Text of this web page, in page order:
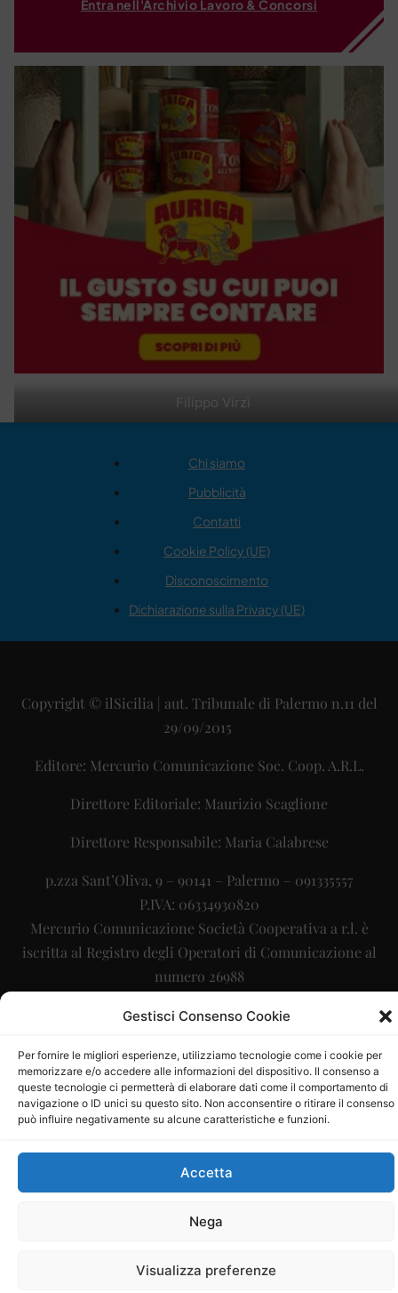
Gestisci Consenso Cookie
Per fornire le migliori esperienze, utilizziamo tecnologie come i cookie per
memorizzare e/o accedere alle informazioni del dispositivo. Il consenso a
queste tecnologie ci permetterà di elaborare dati come il comportamento di
navigazione o ID unici su questo sito. Non acconsentire o ritirare il consenso
può influire negativamente su alcune caratteristiche e funzioni.
Accetta
Nega
Visualizza preferenze
Filippo Virzì
Entra nell'Archivio Lavoro & Concorsi
Chi siamo
Pubblicità
Contatti
Cookie Policy (UE)
Disconoscimento
Dichiarazione sulla Privacy (UE)
Copyright © ilSicilia | aut. Tribunale di Palermo n.11 del
29/09/2015
Editore: Mercurio Comunicazione Soc. Coop. A.R.L.
Direttore Editoriale: Maurizio Scaglione
Direttore Responsabile: Maria Calabrese
p.zza Sant’Oliva, 9 – 90141 – Palermo – 091335557
P.IVA: 06334930820
Mercurio Comunicazione Società Cooperativa a r.l. è
iscritta al Registro degli Operatori di Comunicazione al
numero 26988
Sito gestito daLa Digitale srl–info@ladigitale.it